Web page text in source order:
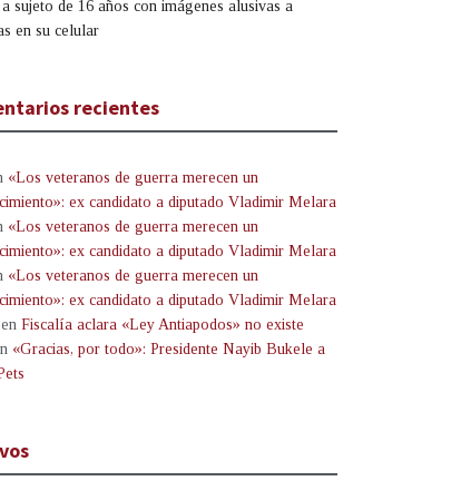
sujeto de 16 años con imágenes alusivas a
en su celular
recientes
«Los veteranos de guerra merecen un
ex candidato a diputado Vladimir Melara
«Los veteranos de guerra merecen un
ex candidato a diputado Vladimir Melara
«Los veteranos de guerra merecen un
ex candidato a diputado Vladimir Melara
en Fiscalía aclara «Ley Antiapodos» no existe
«Gracias, por todo»: Presidente Nayib Bukele a